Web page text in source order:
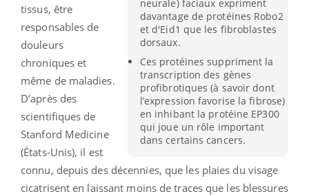
neurale) faciaux expriment
davantage de protéines Robo2
et d'Eid1 que les fibroblastes
dorsaux.
Ces protéines suppriment la
transcription des gènes
profibrotiques (à savoir dont
l’expression favorise la fibrose)
en inhibant la protéine EP300
qui joue un rôle important
dans certains cancers.
tissus, être
responsables de
douleurs
chroniques et
même de maladies.
D’après des
scientifiques de
Stanford Medicine
(États-Unis), il est
connu, depuis des décennies, que les plaies du visage
cicatrisent en laissant moins de traces que les blessures